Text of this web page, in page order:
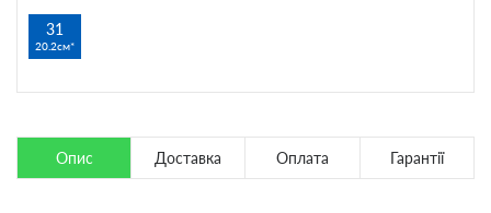
31
20.2см
Опис Доставка Оплата Гарантії